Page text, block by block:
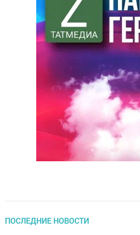
ПОСЛЕДНИЕ НОВОСТИ